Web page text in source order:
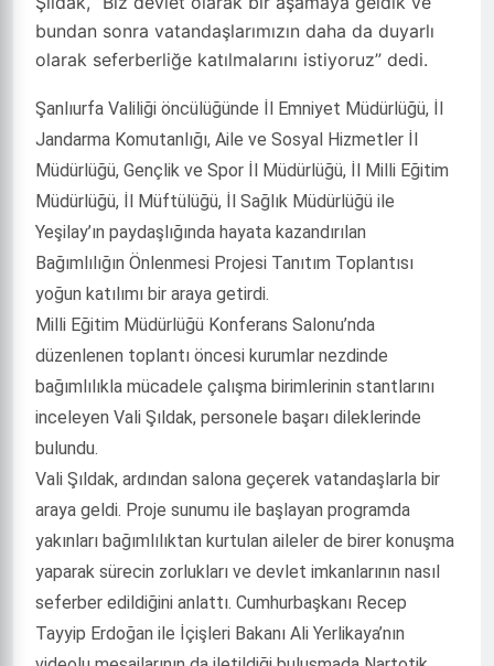
bundan sonra vatandaşlarımızın daha da duyarlı
olarak seferberliğe katılmalarını istiyoruz” dedi.
Şanlıurfa Valiliği öncülüğünde İl Emniyet Müdürlüğü, İl
Jandarma Komutanlığı, Aile ve Sosyal Hizmetler İl
Müdürlüğü, Gençlik ve Spor İl Müdürlüğü, İl Milli Eğitim
Müdürlüğü, İl Müftülüğü, İl Sağlık Müdürlüğü ile
Yeşilay’ın paydaşlığında hayata kazandırılan
Bağımlılığın Önlenmesi Projesi Tanıtım Toplantısı
yoğun katılımı bir araya getirdi.
Milli Eğitim Müdürlüğü Konferans Salonu’nda
düzenlenen toplantı öncesi kurumlar nezdinde
bağımlılıkla mücadele çalışma birimlerinin stantlarını
inceleyen Vali Şıldak, personele başarı dileklerinde
bulundu.
Vali Şıldak, ardından salona geçerek vatandaşlarla bir
araya geldi. Proje sunumu ile başlayan programda
yakınları bağımlılıktan kurtulan aileler de birer konuşma
yaparak sürecin zorlukları ve devlet imkanlarının nasıl
seferber edildiğini anlattı. Cumhurbaşkanı Recep
Tayyip Erdoğan ile İçişleri Bakanı Ali Yerlikaya’nın